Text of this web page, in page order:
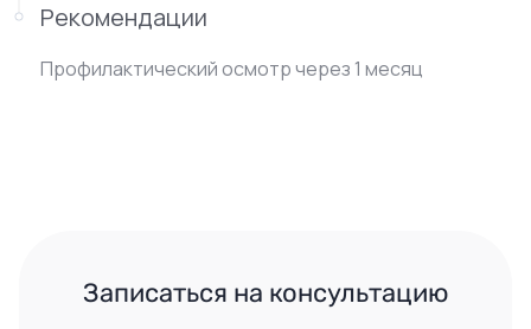
Рекомендации
Профилактический осмотр через 1 месяц
Записаться на консультацию